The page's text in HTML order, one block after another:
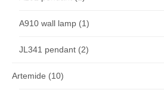
A910 wall lamp (1)
JL341 pendant (2)
Artemide (10)